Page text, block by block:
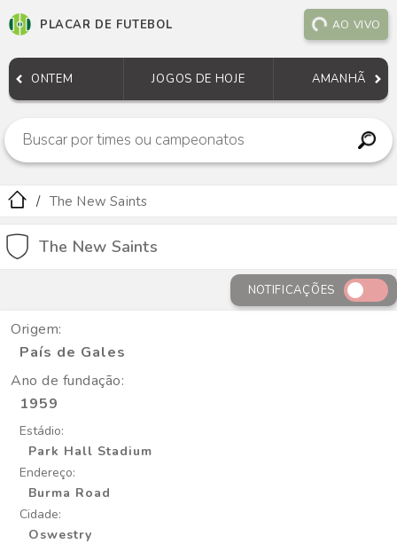
PLACAR DE FUTEBOL AO VIVO
ONTEM JOGOS DE HOJE AMANHÃ
The New Saints
The New Saints
NOTIFICAÇÕES
Origem:
País de Gales
Ano de fundação:
1959
Estádio:
Park Hall Stadium
Endereço:
Burma Road
Cidade:
Oswestry